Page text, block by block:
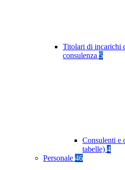
Titolari di incarichi
consulenza 5
Consulenti e
tabelle) 4
Personale 46